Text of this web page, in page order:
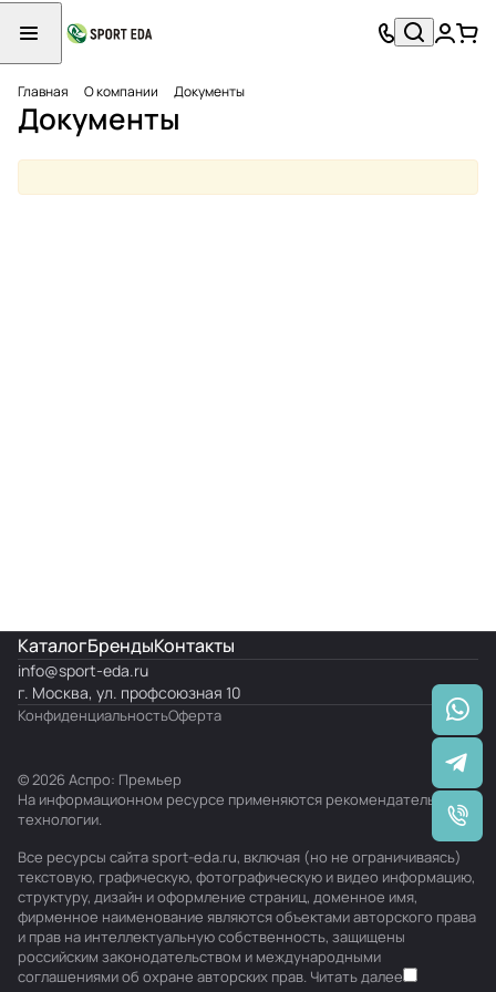
Главная О компании Документы
Документы
КаталогБрендыКонтакты
info@sport-eda.ru
г. Москва, ул. профсоюзная 10
КонфиденциальностьОферта
© 2026 Аспро: Премьер
На информационном ресурсе применяются рекомендательные
технологии.
Все ресурсы сайта sport-eda.ru, включая (но не ограничиваясь)
текстовую, графическую, фотографическую и видео информацию,
структуру, дизайн и оформление страниц, доменное имя,
фирменное наименование являются объектами авторского права
и прав на интеллектуальную собственность, защищены
российским законодательством и международными
соглашениями об охране авторских прав. Читать далее